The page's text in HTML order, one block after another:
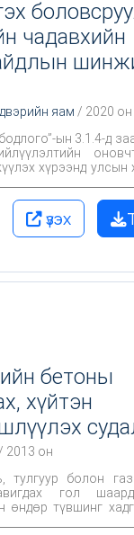
чадавхийн
яам / 2020 он
ын 3.1.4-д
хүрээнд
үзэх
бетоны
хүйтэн
/ 2013 он
тулгуур болон
гол
өндөр түвшинг